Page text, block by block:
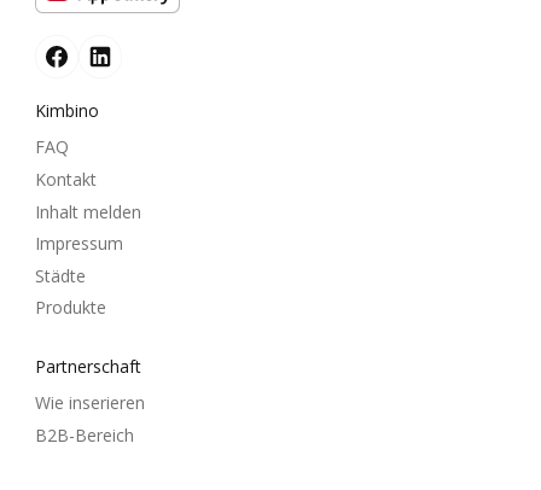
Kimbino
FAQ
Kontakt
Inhalt melden
Impressum
Städte
Produkte
Partnerschaft
Wie inserieren
B2B-Bereich